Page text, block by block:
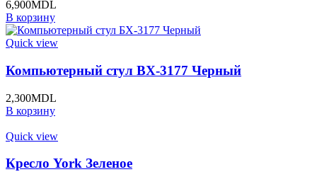
6,900MDL
В корзину
Quick view
Компьютерный стул BХ-3177 Черный
2,300MDL
В корзину
Quick view
Кресло York Зеленое